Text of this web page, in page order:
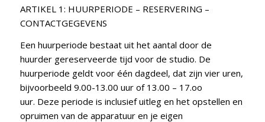
ARTIKEL 1: HUURPERIODE – RESERVERING –
CONTACTGEGEVENS
Een huurperiode bestaat uit het aantal door de
huurder gereserveerde tijd voor de studio. De
huurperiode geldt voor één dagdeel, dat zijn vier uren,
bijvoorbeeld 9.00-13.00 uur of 13.00 – 17.oo
uur. Deze periode is inclusief uitleg en het opstellen en
opruimen van de apparatuur en je eigen